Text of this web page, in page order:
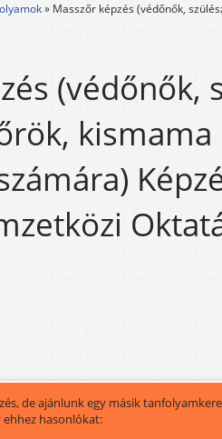
» Masszőr képzés (védőnők,
(védőnők,
kismama
de ajánlunk egy másik
hasonlókat: